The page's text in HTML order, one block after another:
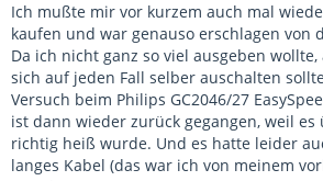
Ich mußte mir vor kurzem auch mal
kaufen und war genauso erschlagen von
Da ich nicht ganz so viel ausgeben
sich auf jeden Fall selber auschalten
Versuch beim Philips GC2046/27
ist dann wieder zurück gegangen, weil
richtig heiß wurde. Und es hatte leider
langes Kabel (das war ich von meinem